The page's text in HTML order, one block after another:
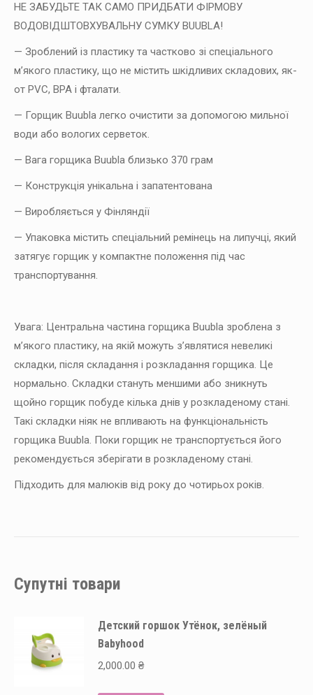
НЕ ЗАБУДЬТЕ ТАК САМО ПРИДБАТИ ФІРМОВУ
ВОДОВІДШТОВХУВАЛЬНУ СУМКУ BUUBLA!
— Зроблений із пластику та частково зі спеціального
м’якого пластику, що не містить шкідливих складових, як-
от PVC, BPA і фталати.
— Горщик Buubla легко очистити за допомогою мильної
води або вологих серветок.
— Вага горщика Buubla близько 370 грам
— Конструкція унікальна і запатентована
— Виробляється у Фінляндії
— Упаковка містить спеціальний ремінець на липучці, який
затягує горщик у компактне положення під час
транспортування.
Увага: Центральна частина горщика Buubla зроблена з
м’якого пластику, на якій можуть з’являтися невеликі
складки, після складання і розкладання горщика. Це
нормально. Складки стануть меншими або зникнуть
щойно горщик побуде кілька днів у розкладеному стані.
Такі складки ніяк не впливають на функціональність
горщика Buubla. Поки горщик не транспортується його
рекомендується зберігати в розкладеному стані.
Підходить для малюків від року до чотирьох років.
Супутні товари
Детский горшок Утёнок, зелёный
Babyhood
2,000.00 ₴